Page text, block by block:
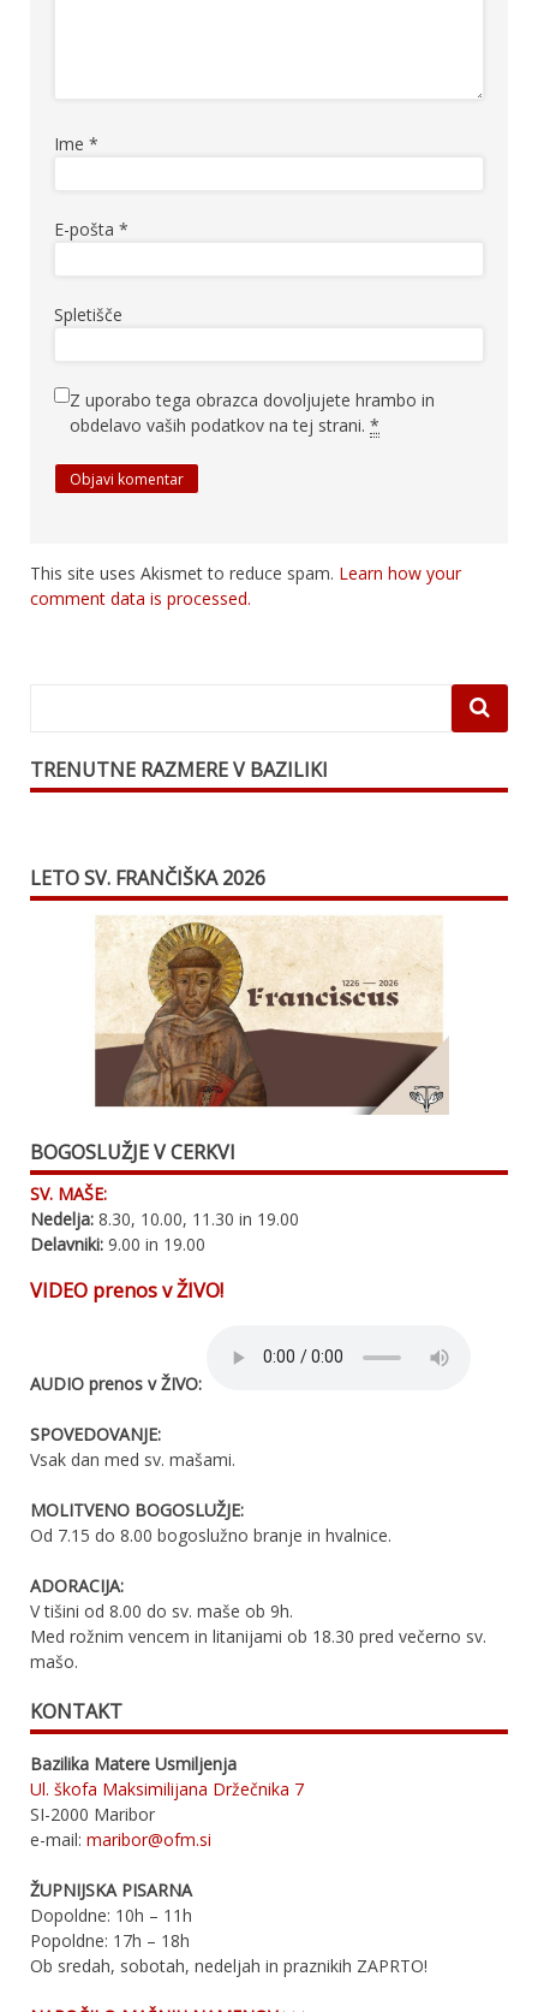
Ime *
E-pošta *
Spletišče
Z uporabo tega obrazca dovoljujete hrambo in
obdelavo vaših podatkov na tej strani. *
This site uses Akismet to reduce spam. Learn how your
comment data is processed.
TRENUTNE RAZMERE V BAZILIKI
LETO SV. FRANČIŠKA 2026
BOGOSLUŽJE V CERKVI
SV. MAŠE:
Nedelja: 8.30, 10.00, 11.30 in 19.00
Delavniki: 9.00 in 19.00
VIDEO prenos v ŽIVO!
AUDIO prenos v ŽIVO:
SPOVEDOVANJE:
Vsak dan med sv. mašami.
MOLITVENO BOGOSLUŽJE:
Od 7.15 do 8.00 bogoslužno branje in hvalnice.
ADORACIJA:
V tišini od 8.00 do sv. maše ob 9h.
Med rožnim vencem in litanijami ob 18.30 pred večerno sv.
mašo.
KONTAKT
Bazilika Matere Usmiljenja
Ul. škofa Maksimilijana Držečnika 7
SI-2000 Maribor
e-mail: maribor@ofm.si
ŽUPNIJSKA PISARNA
Dopoldne: 10h – 11h
Popoldne: 17h – 18h
Ob sredah, sobotah, nedeljah in praznikih ZAPRTO!